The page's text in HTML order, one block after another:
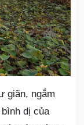
giãn, ngắm
dị của